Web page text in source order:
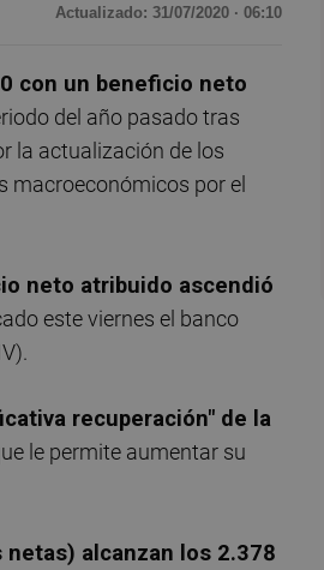
Actualizado: 31/07/2020 · 06:10
con un beneficio neto
del año pasado tras
la actualización de los
macroeconómicos por el
neto atribuido ascendió
este viernes el banco
recuperación" de la
le permite aumentar su
alcanzan los 2.378